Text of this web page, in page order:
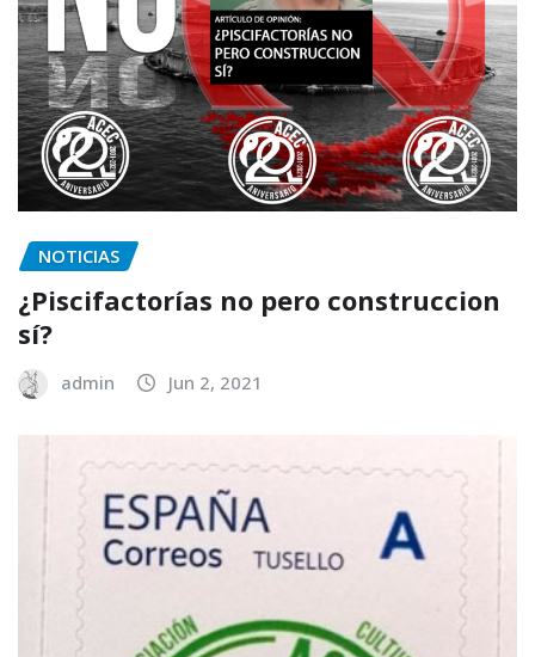
NOTICIAS
¿Piscifactorías no pero construccion
sí?
admin Jun 2, 2021